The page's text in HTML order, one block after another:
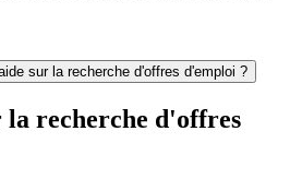
sur la recherche d'offres d'emploi ?
la recherche d'offres